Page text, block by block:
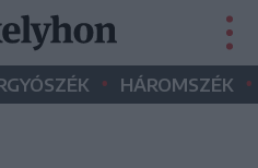
• HÁROMSZÉK •